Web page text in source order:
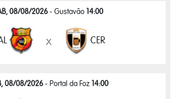
08/08/2026 - Gustavão 14:00
x CER
08/08/2026- Portal da Foz 14:00